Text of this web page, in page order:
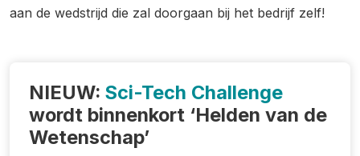
aan de wedstrijd die zal doorgaan bij het bedrijf zelf!
NIEUW: Sci-Tech Challenge
wordt binnenkort ‘Helden van de
Wetenschap’